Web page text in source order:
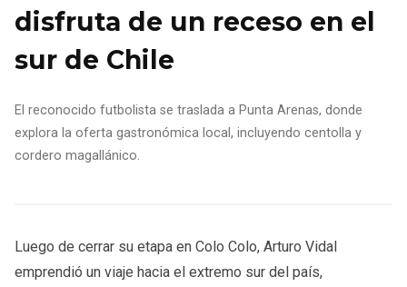
disfruta de un receso en el
sur de Chile
El reconocido futbolista se traslada a Punta Arenas, donde
explora la oferta gastronómica local, incluyendo centolla y
cordero magallánico.
Luego de cerrar su etapa en Colo Colo, Arturo Vidal
emprendió un viaje hacia el extremo sur del país,